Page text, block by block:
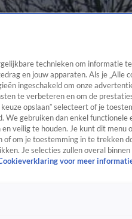
technieken om informatie
en jouw apparaten. Als je „Alle
ingeschakeld om onze
te verbeteren en om de
opslaan” selecteert of je
We gebruiken dan enkel functionele
veilig te houden. Je kunt dit menu
of om je toestemming in te trekken
Je selecties zullen overal
voor meer